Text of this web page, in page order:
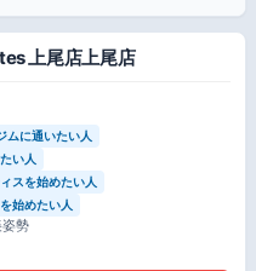
上尾店上尾店
ムに通いたい人
い人
スを始めたい人
始めたい人
勢